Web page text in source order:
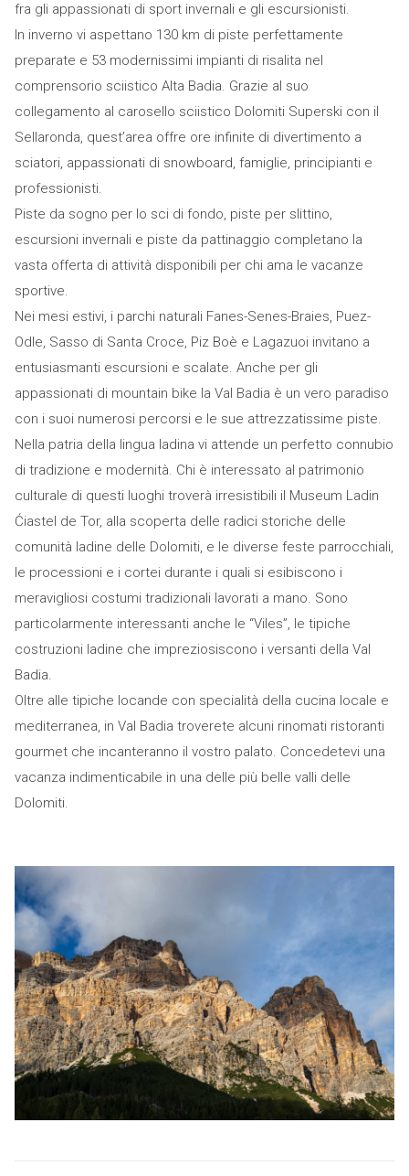
fra gli appassionati di sport invernali e gli escursionisti.
In inverno vi aspettano 130 km di piste perfettamente
preparate e 53 modernissimi impianti di risalita nel
comprensorio sciistico Alta Badia. Grazie al suo
collegamento al carosello sciistico Dolomiti Superski con il
Sellaronda, quest’area offre ore infinite di divertimento a
sciatori, appassionati di snowboard, famiglie, principianti e
professionisti.
Piste da sogno per lo sci di fondo, piste per slittino,
escursioni invernali e piste da pattinaggio completano la
vasta offerta di attività disponibili per chi ama le vacanze
sportive.
Nei mesi estivi, i parchi naturali Fanes-Senes-Braies, Puez-
Odle, Sasso di Santa Croce, Piz Boè e Lagazuoi invitano a
entusiasmanti escursioni e scalate. Anche per gli
appassionati di mountain bike la Val Badia è un vero paradiso
con i suoi numerosi percorsi e le sue attrezzatissime piste.
Nella patria della lingua ladina vi attende un perfetto connubio
di tradizione e modernità. Chi è interessato al patrimonio
culturale di questi luoghi troverà irresistibili il Museum Ladin
Ćiastel de Tor, alla scoperta delle radici storiche delle
comunità ladine delle Dolomiti, e le diverse feste parrocchiali,
le processioni e i cortei durante i quali si esibiscono i
meravigliosi costumi tradizionali lavorati a mano. Sono
particolarmente interessanti anche le “Viles”, le tipiche
costruzioni ladine che impreziosiscono i versanti della Val
Badia.
Oltre alle tipiche locande con specialità della cucina locale e
mediterranea, in Val Badia troverete alcuni rinomati ristoranti
gourmet che incanteranno il vostro palato. Concedetevi una
vacanza indimenticabile in una delle più belle valli delle
Dolomiti.